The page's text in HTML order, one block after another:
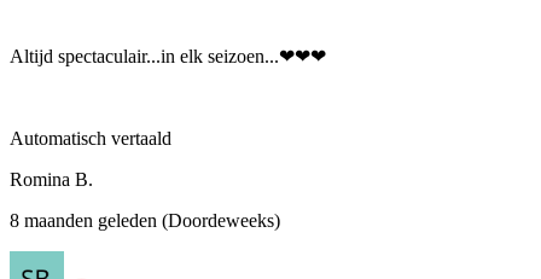
Altijd spectaculair...in elk seizoen...❤❤❤
Automatisch vertaald
Romina B.
8 maanden geleden (Doordeweeks)